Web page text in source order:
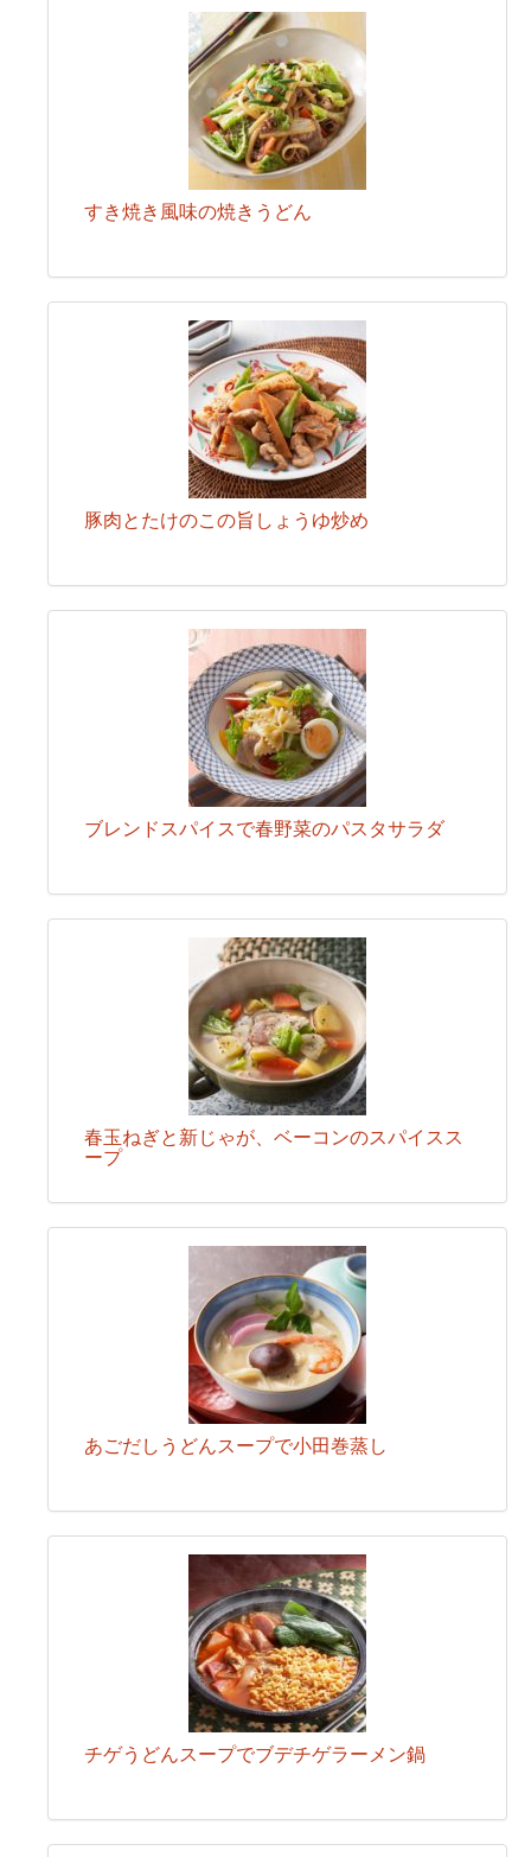
すき焼き風味の焼きうどん
豚肉とたけのこの旨しょうゆ炒め
ブレンドスパイスで春野菜のパスタサラダ
春玉ねぎと新じゃが、ベーコンのスパイスス
ープ
あごだしうどんスープで小田巻蒸し
チゲうどんスープでブデチゲラーメン鍋